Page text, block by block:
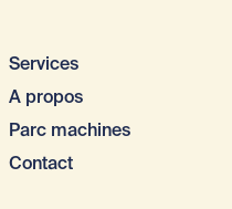
Services
A propos
Parc machines
Contact